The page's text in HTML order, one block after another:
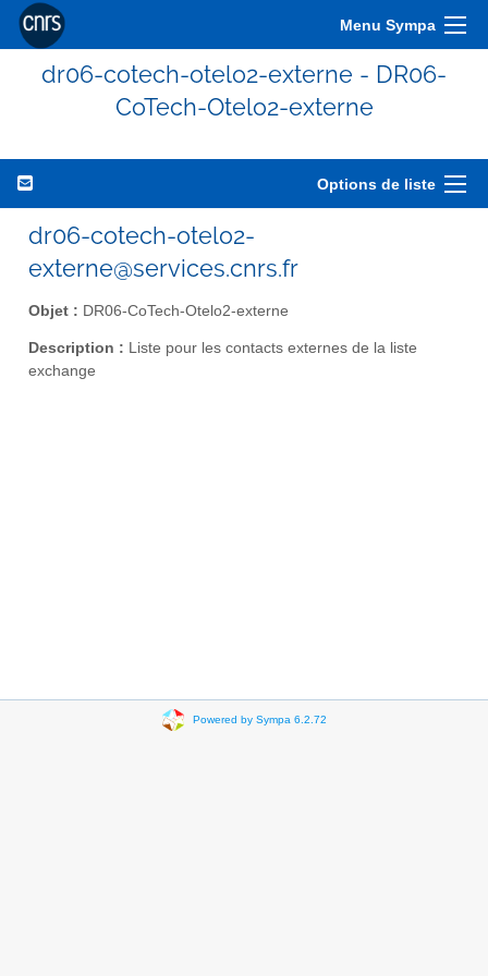
Menu Sympa
dr06-cotech-otelo2-externe - DR06-
CoTech-Otelo2-externe
Options de liste
dr06-cotech-otelo2-
externe@services.cnrs.fr
Objet : DR06-CoTech-Otelo2-externe
Description : Liste pour les contacts externes de la liste
exchange
Powered by Sympa 6.2.72